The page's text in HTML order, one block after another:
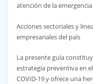
atención de la
Acciones sectoriales y
empresariales del país
La presente guía
estrategia preventiva en
COVID-19 y ofrece una